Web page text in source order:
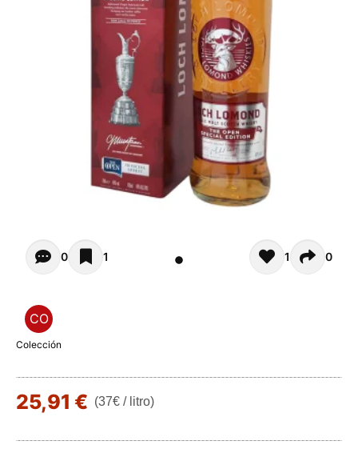
Opiniones de clientes - Actualmente no hay
0 1 1 0
CO
Colección
25,91 € (37€ / litro)